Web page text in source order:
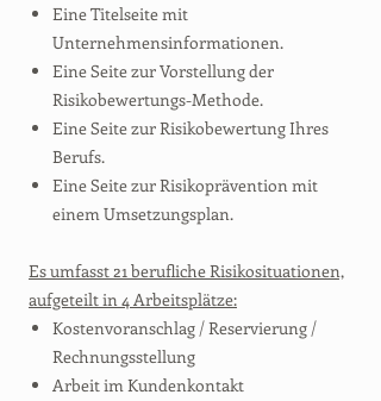
Eine Titelseite mit
Unternehmensinformationen.
Eine Seite zur Vorstellung der
Risikobewertungs-Methode.
Eine Seite zur Risikobewertung Ihres
Berufs.
Eine Seite zur Risikoprävention mit
einem Umsetzungsplan.
Es umfasst 21 berufliche Risikosituationen,
aufgeteilt in 4 Arbeitsplätze:
Kostenvoranschlag / Reservierung /
Rechnungsstellung
Arbeit im Kundenkontakt